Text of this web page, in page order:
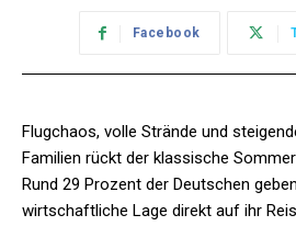
Facebook
Flugchaos, volle Strände und
Familien rückt der klassische
Rund 29 Prozent der Deutschen
wirtschaftliche Lage direkt auf ihr